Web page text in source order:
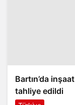
Bartın’da
tahliye edildi